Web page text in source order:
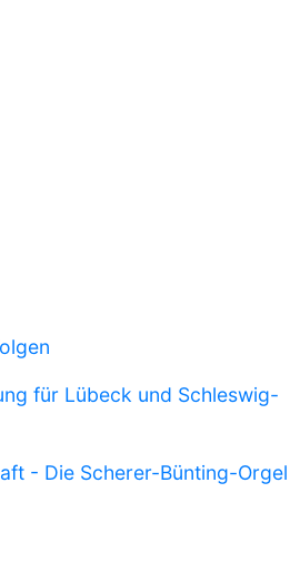
für Lübeck und Schleswig-
- Die Scherer-Bünting-Orgel